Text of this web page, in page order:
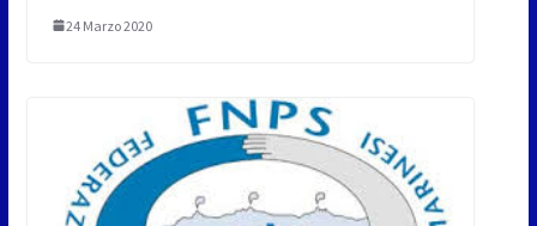
24 Marzo 2020